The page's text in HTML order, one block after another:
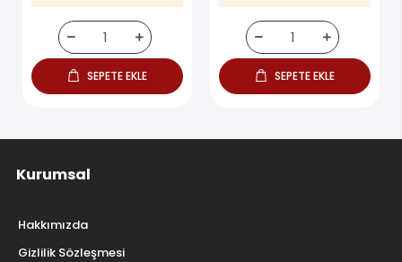
SEPETE EKLE SEPETE EKLE
Kurumsal
Hakkımızda
Gizlilik Sözleşmesi